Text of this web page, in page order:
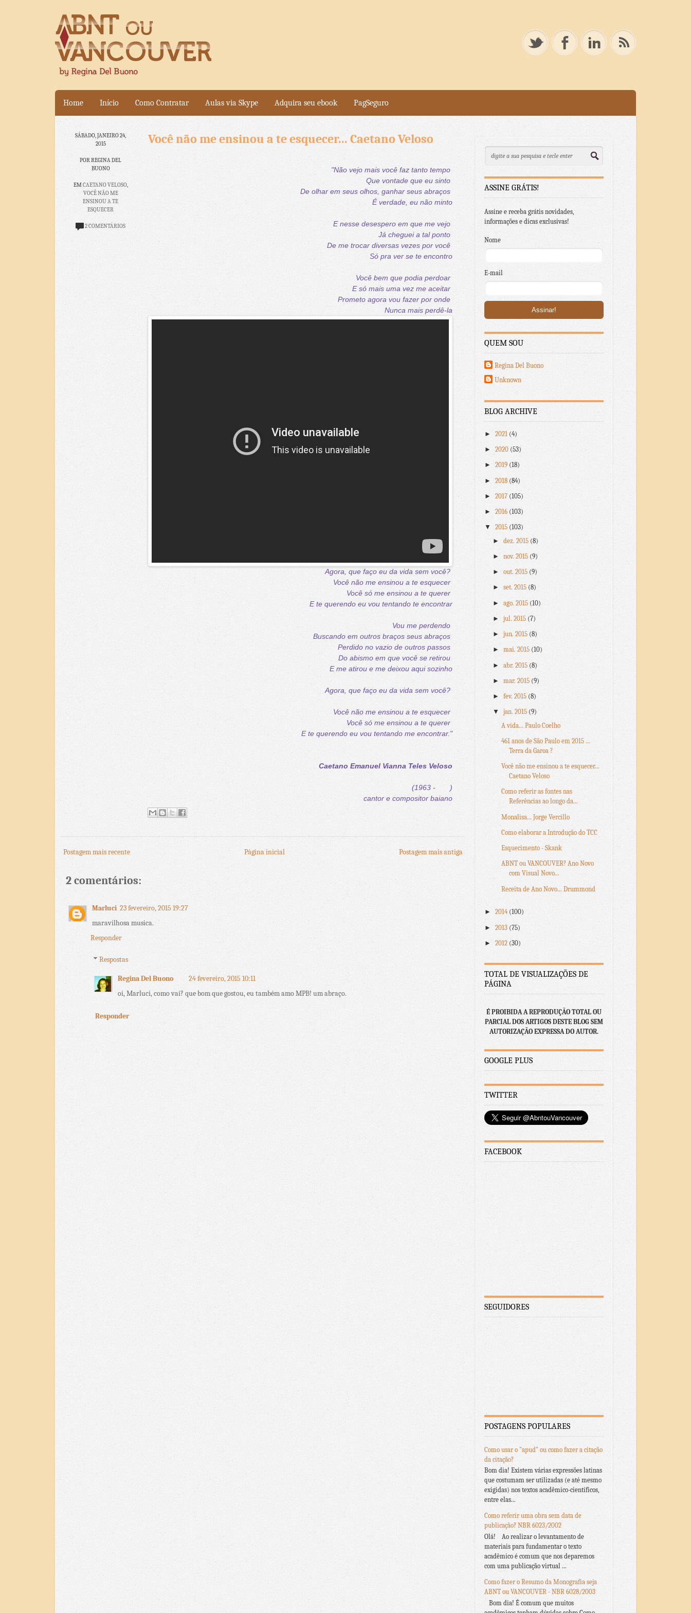
Home Início Como Contratar Aulas via Skype Adquira seu ebook PagSeguro
SÁBADO, JANEIRO 24,
2015
POR REGINA DEL
BUONO
EMCAETANO VELOSO,
VOCÊ NÃO ME
ENSINOU A TE
ESQUECER
2 COMENTÁRIOS
Você não me ensinou a te esquecer... Caetano Veloso
"Não vejo mais você faz tanto tempo
Que vontade que eu sinto
De olhar em seus olhos, ganhar seus abraços
É verdade, eu não minto
E nesse desespero em que me vejo
Já cheguei a tal ponto
De me trocar diversas vezes por você
Só pra ver se te encontro
Você bem que podia perdoar
E só mais uma vez me aceitar
Prometo agora vou fazer por onde
Nunca mais perdê-la
Agora, que faço eu da vida sem você?
Você não me ensinou a te esquecer
Você só me ensinou a te querer
E te querendo eu vou tentando te encontrar
Vou me perdendo
Buscando em outros braços seus abraços
Perdido no vazio de outros passos
Do abismo em que você se retirou
E me atirou e me deixou aqui sozinho
Agora, que faço eu da vida sem você?
Você não me ensinou a te esquecer
Você só me ensinou a te querer
E te querendo eu vou tentando me encontrar."
Caetano Emanuel Vianna Teles Veloso
(1963 - )
cantor e compositor baiano
Postagem mais recente Postagem mais antiga
Página inicial
2 comentários:
Marluci 23 fevereiro, 2015 19:27
maravilhosa musica.
Responder
Respostas
Regina Del Buono
24 fevereiro, 2015 10:11
oi, Marluci, como vai? que bom que gostou, eu também amo MPB! um abraço.
Responder
ASSINE GRÁTIS!
Assine e receba grátis novidades,
informações e dicas exclusivas!
Nome
E-mail
QUEM SOU
Regina Del Buono
Unknown
BLOG ARCHIVE
►2021 (4)
►2020 (53)
►2019 (18)
►2018 (84)
►2017 (105)
►2016 (103)
▼2015 (103)
► dez. 2015 (8)
► nov. 2015 (9)
► out. 2015 (9)
► set. 2015 (8)
► ago. 2015 (10)
► jul. 2015 (7)
► jun. 2015 (8)
► mai. 2015 (10)
► abr. 2015 (8)
► mar. 2015 (9)
► fev. 2015 (8)
▼ jan. 2015 (9)
A vida... Paulo Coelho
461 anos de São Paulo em 2015 ...
Terra da Garoa ?
Você não me ensinou a te esquecer...
Caetano Veloso
Como referir as fontes nas
Referências ao longo da...
Monalisa... Jorge Vercillo
Como elaborar a Introdução do TCC
Esquecimento - Skank
ABNT ou VANCOUVER? Ano Novo
com Visual Novo...
Receita de Ano Novo... Drummond
►2014 (100)
►2013 (75)
►2012 (30)
TOTAL DE VISUALIZAÇÕES DE
PÁGINA
É PROIBIDA A REPRODUÇÃO TOTAL OU
PARCIAL DOS ARTIGOS DESTE BLOG SEM
AUTORIZAÇÃO EXPRESSA DO AUTOR.
GOOGLE PLUS
TWITTER
FACEBOOK
SEGUIDORES
POSTAGENS POPULARES
Como usar o "apud" ou como fazer a citação
da citação?
Bom dia! Existem várias expressões latinas
que costumam ser utilizadas (e até mesmo
exigidas) nos textos acadêmico-científicos,
entre elas...
Como referir uma obra sem data de
publicação? NBR 6023/2002
Olá! Ao realizar o levantamento de
materiais para fundamentar o texto
acadêmico é comum que nos deparemos
com uma publicação virtual ...
Como fazer o Resumo da Monografia seja
ABNT ou VANCOUVER - NBR 6028/2003
Bom dia! É comum que muitos